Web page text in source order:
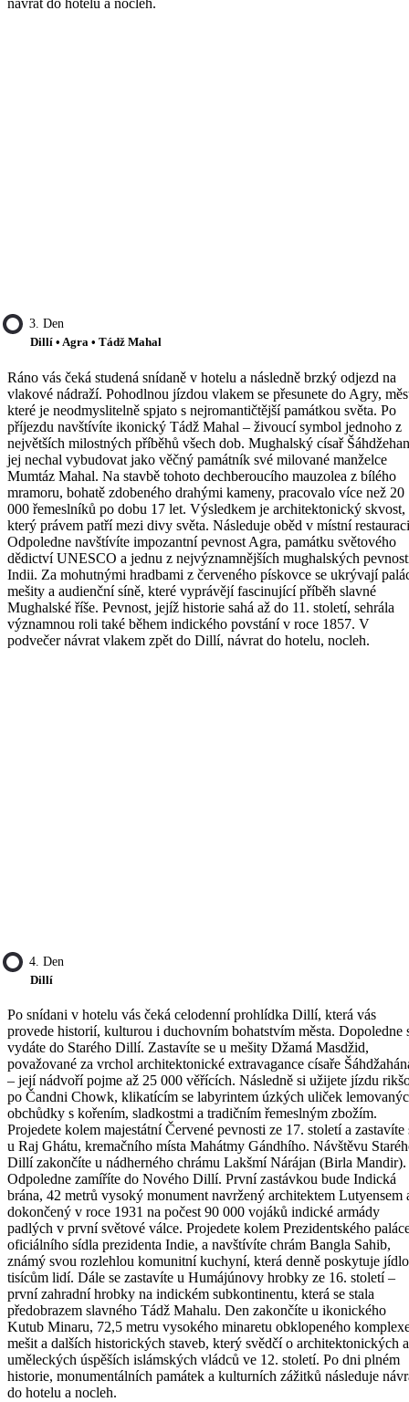
návrat do hotelu a nocleh.
3. Den
Dillí • Agra • Tádž Mahal
Ráno vás čeká studená snídaně v hotelu a následně brzký odjezd na
vlakové nádraží. Pohodlnou jízdou vlakem se přesunete do Agry,
které je neodmyslitelně spjato s nejromantičtější památkou světa. Po
příjezdu navštívíte ikonický Tádž Mahal – živoucí symbol jednoho z
největších milostných příběhů všech dob. Mughalský císař Šáhdžehan
jej nechal vybudovat jako věčný památník své milované manželce
Mumtáz Mahal. Na stavbě tohoto dechberoucího mauzolea z bílého
mramoru, bohatě zdobeného drahými kameny, pracovalo více než 20
000 řemeslníků po dobu 17 let. Výsledkem je architektonický skvost,
který právem patří mezi divy světa. Následuje oběd v místní
Odpoledne navštívíte impozantní pevnost Agra, památku světového
dědictví UNESCO a jednu z nejvýznamnějších mughalských
Indii. Za mohutnými hradbami z červeného pískovce se ukrývají
mešity a audienční síně, které vyprávějí fascinující příběh slavné
Mughalské říše. Pevnost, jejíž historie sahá až do 11. století, sehrála
významnou roli také během indického povstání v roce 1857. V
podvečer návrat vlakem zpět do Dillí, návrat do hotelu, nocleh.
4. Den
Dillí
Po snídani v hotelu vás čeká celodenní prohlídka Dillí, která vás
provede historií, kulturou i duchovním bohatstvím města. Dopoledne
vydáte do Starého Dillí. Zastavíte se u mešity Džamá Masdžid,
považované za vrchol architektonické extravagance císaře
– její nádvoří pojme až 25 000 věřících. Následně si užijete jízdu
po Čandni Chowk, klikatícím se labyrintem úzkých uliček
obchůdky s kořením, sladkostmi a tradičním řemeslným zbožím.
Projedete kolem majestátní Červené pevnosti ze 17. století a zastavíte
u Raj Ghátu, kremačního místa Mahátmy Gándhího. Návštěvu
Dillí zakončíte u nádherného chrámu Lakšmí Nárájan (Birla Mandir).
Odpoledne zamíříte do Nového Dillí. První zastávkou bude Indická
brána, 42 metrů vysoký monument navržený architektem Lutyensem
dokončený v roce 1931 na počest 90 000 vojáků indické armády
padlých v první světové válce. Projedete kolem Prezidentského
oficiálního sídla prezidenta Indie, a navštívíte chrám Bangla Sahib,
známý svou rozlehlou komunitní kuchyní, která denně poskytuje jídlo
tisícům lidí. Dále se zastavíte u Humájúnovy hrobky ze 16. století –
první zahradní hrobky na indickém subkontinentu, která se stala
předobrazem slavného Tádž Mahalu. Den zakončíte u ikonického
Kutub Minaru, 72,5 metru vysokého minaretu obklopeného
mešit a dalších historických staveb, který svědčí o architektonických a
uměleckých úspěších islámských vládců ve 12. století. Po dni plném
historie, monumentálních památek a kulturních zážitků následuje
do hotelu a nocleh.